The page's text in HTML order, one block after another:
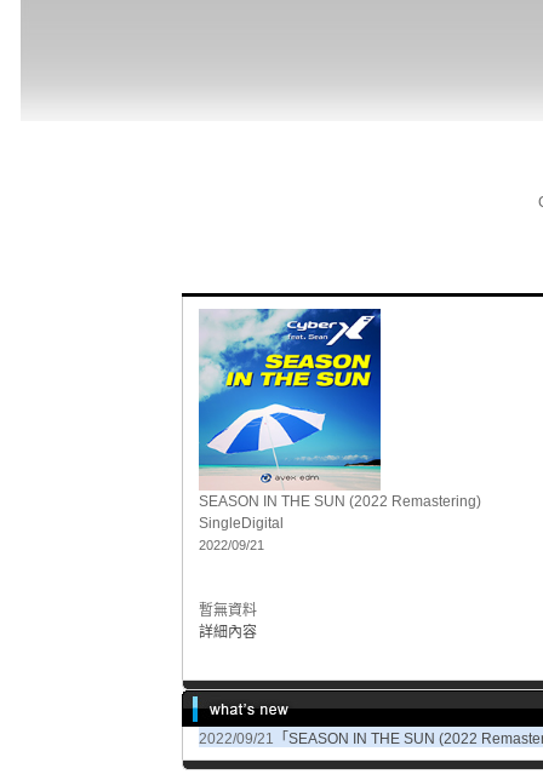
SEASON IN THE SUN (2022 Remastering)
Single Digital
2022/09/21
暫無資料
詳細內容
2022/09/21 「SEASON IN THE SUN (2022